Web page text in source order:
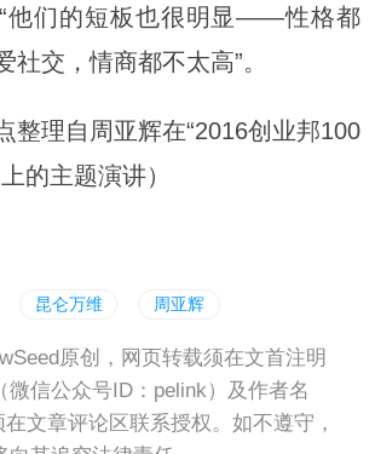
他们的短板也很明显——性格都
社交，情商都不太高”。
整理自周亚辉在“2016创业邦100
的主题演讲）
昆仑万维 周亚辉
原创，网页转载须在文首注明
微信公众号ID：pelink）及作者名
文章评论区联系授权。如不遵守，